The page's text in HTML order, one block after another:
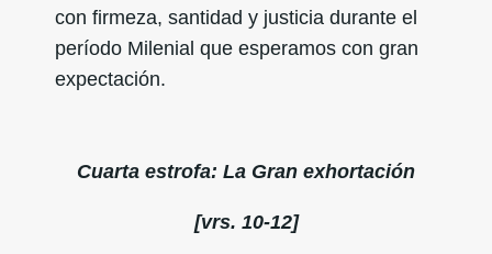
con firmeza, santidad y justicia durante el
período Milenial que esperamos con gran
expectación.
Cuarta estrofa: La Gran exhortación
[vrs. 10-12]